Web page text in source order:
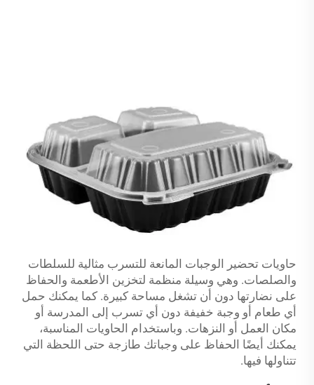
حاويات تحضير الوجبات المانعة للتسرب مثالية للسلطات
والصلصات. وهي وسيلة منظمة لتخزين الأطعمة والحفاظ
على نضارتها دون أن تشغل مساحة كبيرة. كما يمكنك حمل
أي طعام أو وجبة خفيفة دون أي تسرب إلى المدرسة أو
مكان العمل أو النزهات. وباستخدام الحاويات المناسبة،
يمكنك أيضًا الحفاظ على وجباتك طازجة حتى اللحظة التي
تتناولها فيها.